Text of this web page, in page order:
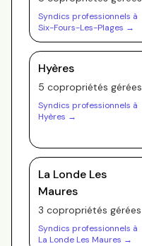
Syndics professionnels à
Six-Fours-Les-Plages →
Hyères
5 copropriétés gérées
Syndics professionnels à
Hyères →
La Londe Les
Maures
3 copropriétés gérées
Syndics professionnels à
La Londe Les Maures →